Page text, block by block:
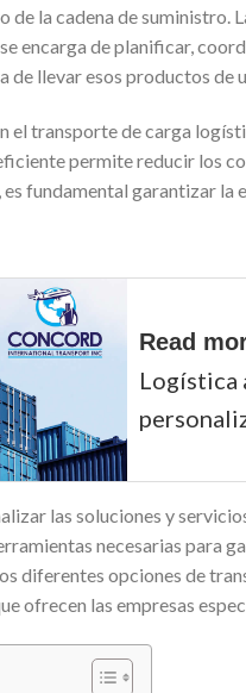
de la cadena de
encarga de planificar,
de llevar esos productos de
el transporte de carga
permite reducir los
fundamental garantizar
Read
Logística
las soluciones y
necesarias para
diferentes opciones de
ofrecen las empresas